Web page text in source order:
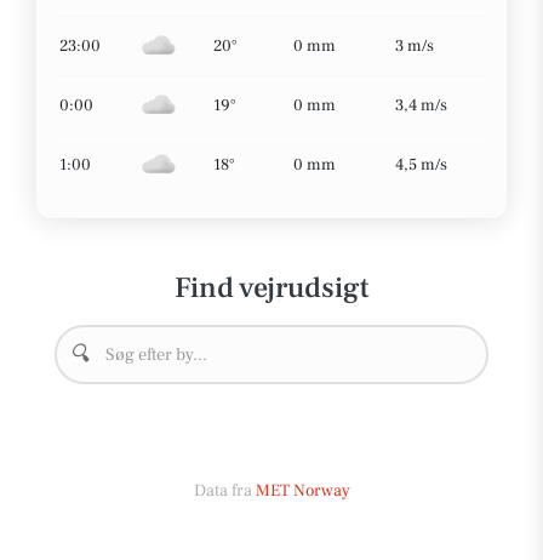
23:00 20° 0 mm 3 m/s
0:00 19° 0 mm 3,4 m/s
1:00 18° 0 mm 4,5 m/s
Find vejrudsigt
🔍
Data fraMET Norway